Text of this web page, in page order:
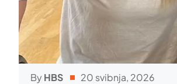
ByHBS 20 svibnja, 2026